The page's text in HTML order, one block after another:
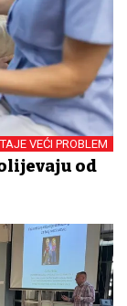
VEĆI PROBLEM
od